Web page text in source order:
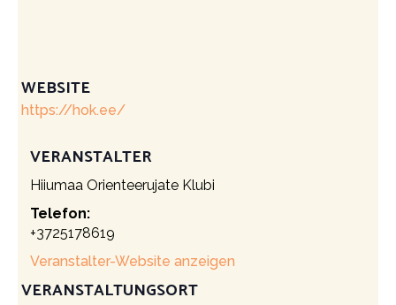
WEBSITE
https://hok.ee/
VERANSTALTER
Hiiumaa Orienteerujate Klubi
Telefon:
+3725178619
Veranstalter-Website anzeigen
VERANSTALTUNGSORT